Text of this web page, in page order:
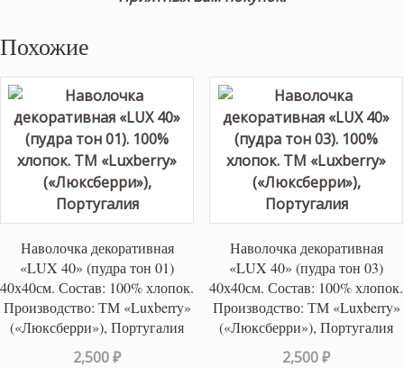
Похожие
Наволочка декоративная
«LUX 40» (пудра тон 01)
40х40см. Состав: 100% хлопок.
Производство: ТМ «Luxberry»
(«Люксберри»), Португалия
2,500₽
Наволочка декоративная
«LUX 40» (пудра тон 03)
40х40см. Состав: 100% хлопок.
Производство: ТМ «Luxberry»
(«Люксберри»), Португалия
2,500₽